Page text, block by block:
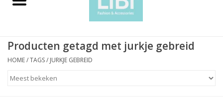
Schoenen
Producten getagd met jurkje gebreid
HOME/TAGS/ JURKJE GEBREID